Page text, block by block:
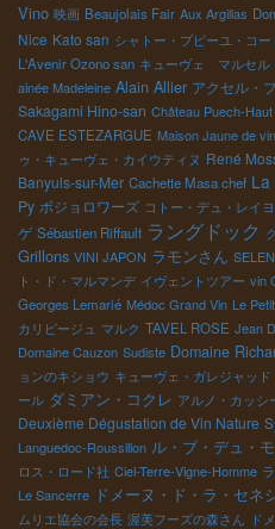
Vino 映画 Beaujolais Fair Aux Argillas
Nice Kato san シャトー・プピーユ・コ
L'Avenir Ozono san キューヴェ マルセル
ainée Madeleine Alain Allier アクセル・
Sakagami Hino-san Château Puech-Haut
CAVE ESTEZARGUE Maison Jaune de
ゥ・キューヴェ・カイウティヌ René
Banyuls-sur-Mer Cachette Masa chef La
Py ボジョロワーズ コトー・デュ・レイ
ゲ Sébastien Riffault ラングドック
Grillons VINI JAPON ラモンさん
ト・ド・マルマンデ イヴェントツアー vin
Georges Lemarié Médoc Grand Vin Le
カリピージュ マルク TAVEL ROSE Jean
Domaine Cauzon Sudiste Domaine
ョンのキショウ キューヴェ・ガレジャッド
ール ダミアン・コクレ アルノ・カッシ
Deuxième Dégustation de Vin Nature
Languedoc-Roussillon ル・ブ・デュ・
ロス・ロード社 Ciel-Terre-Vigne-Homme
Le Sancerre ドメーヌ・ド・ラ・セネ
ムリエ協会の会長 渥美フーズの森さん ド